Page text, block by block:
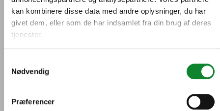
kan kombinere disse data med andre oplysninger, du har
givet dem, eller som de har indsamlet fra din brug af deres
tjenester.
Nødvendig
Præferencer
Inspirationskatalog om grønne
Rundt omkring i landet har gymnasierne taget den grønne
læse mere om i dette inspirationskatalog, der også samler